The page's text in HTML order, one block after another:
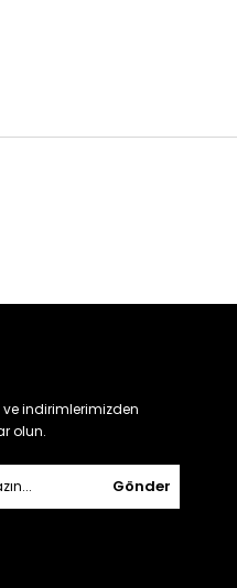
indirimlerimizden
olun.
Gönder